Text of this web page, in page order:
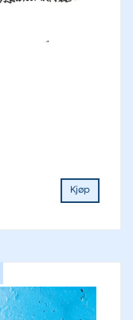
Kjøp